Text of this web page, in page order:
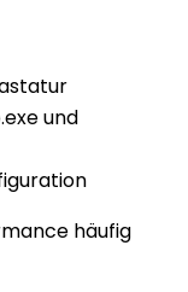
und
häufig